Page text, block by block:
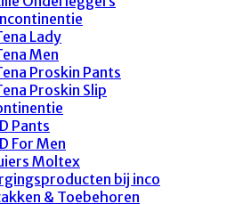
Lady
Men
Proskin Pants
Proskin Slip
Pants
For Men
Moltex
bij inco
& Toebehoren